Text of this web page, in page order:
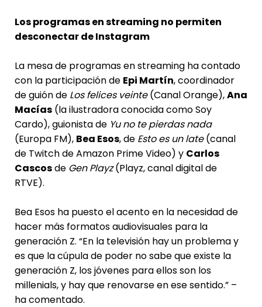
Los programas en streaming no permiten
desconectar de Instagram
La mesa de programas en streaming ha contado
con la participación de Epi Martín, coordinador
de guión de Los felices veinte(Canal Orange),Ana
Macías(la ilustradora conocida como Soy
Cardo), guionista de Yu no te pierdas nada
(Europa FM), Bea Esos, de Esto es un late(canal
de Twitch de Amazon Prime Video) y Carlos
Cascosde Gen Playz(Playz, canal digital de
RTVE).
Bea Esos ha puesto el acento en la necesidad de
hacer más formatos audiovisuales para la
generación Z. “En la televisión hay un problema y
es que la cúpula de poder no sabe que existe la
generación Z, los jóvenes para ellos son los
millenials, y hay que renovarse en ese sentido.” –
ha comentado.